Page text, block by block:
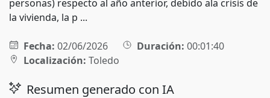
personas) respecto al año anterior, debido ala crisis de
la vivienda, la p ...
Fecha: 02/06/2026 Duración: 00:01:40
Localización: Toledo
Resumen generado con IA